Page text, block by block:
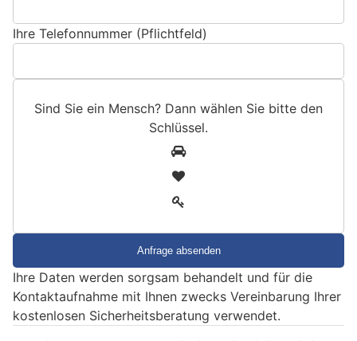
Ihre Telefonnummer (Pflichtfeld)
Sind Sie ein Mensch? Dann wählen Sie bitte den
Schlüssel.
e
i
n
Ihre Daten werden sorgsam behandelt und für die
Kontaktaufnahme mit Ihnen zwecks Vereinbarung Ihrer
kostenlosen Sicherheitsberatung verwendet.